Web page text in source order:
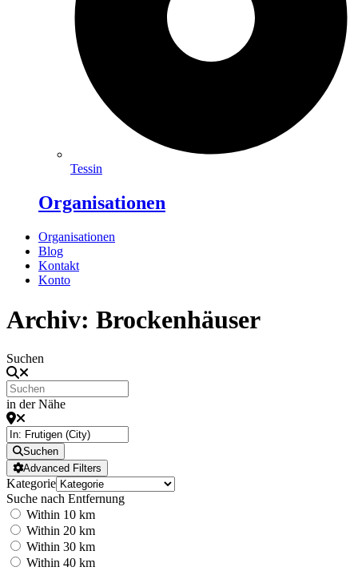
Tessin
Organisationen
Organisationen
Blog
Kontakt
Konto
Archiv: Brockenhäuser
Suchen
in der Nähe
Suchen
Advanced Filters
Kategorie
Suche nach Entfernung
Within 10 km
Within 20 km
Within 30 km
Within 40 km